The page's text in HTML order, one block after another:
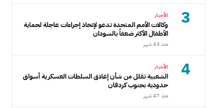
3 الأخبار
وكالات الأمم المتحدة تدعو لإتخاذ إجراءات عاجلة لحماية
الأطفال الأكثر ضعفاً بالسودان
منذ 43 شهر
4 الأخبار
الشعبية تقلل من شأن إغلاق السلطات العسكرية أسواق
حدودية بجنوب كردفان
منذ 47 شهر